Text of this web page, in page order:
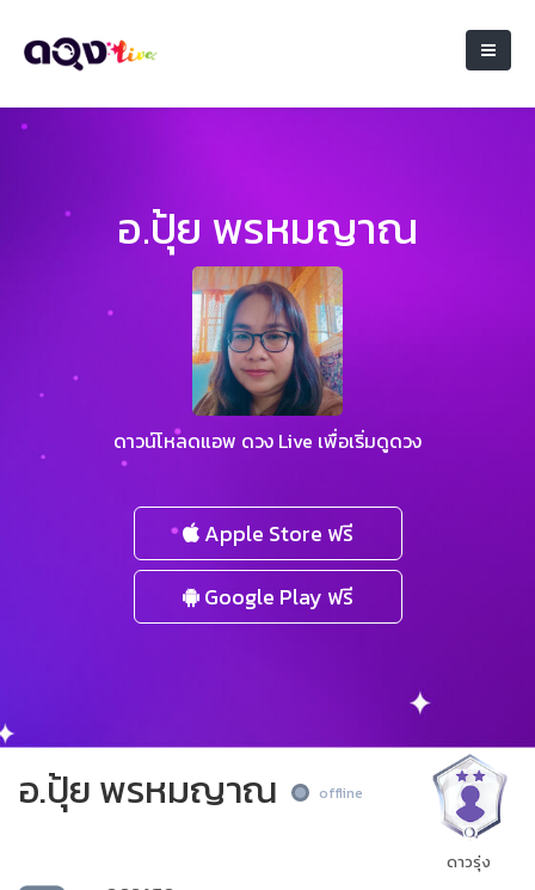
อ.ปุ้ย พรหมญาณ
ดาวน์โหลดแอพ ดวง Live เพื่อเริ่มดูดวง
Apple Store ฟรี
Google Play ฟรี
อ.ปุ้ย พรหมญาณ offline
ดาวรุ่ง